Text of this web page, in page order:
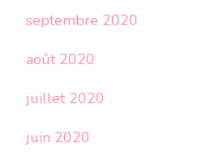
septembre 2020
août 2020
juillet 2020
juin 2020